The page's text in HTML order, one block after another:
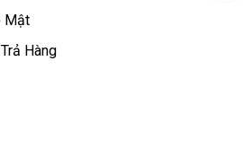
Mật
Hàng